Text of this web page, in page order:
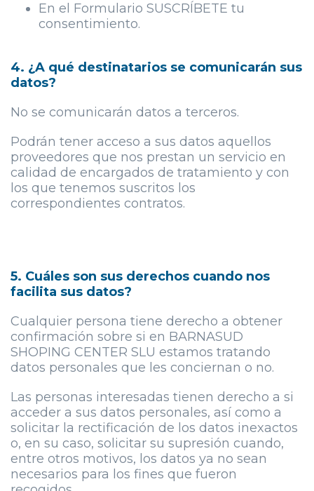
En el Formulario SUSCRÍBETE tu
consentimiento.
4. ¿A qué destinatarios se comunicarán sus
datos?
No se comunicarán datos a terceros.
Podrán tener acceso a sus datos aquellos
proveedores que nos prestan un servicio en
calidad de encargados de tratamiento y con
los que tenemos suscritos los
correspondientes contratos.
5. Cuáles son sus derechos cuando nos
facilita sus datos?
Cualquier persona tiene derecho a obtener
confirmación sobre si en BARNASUD
SHOPING CENTER SLU estamos tratando
datos personales que les conciernan o no.
Las personas interesadas tienen derecho a si
acceder a sus datos personales, así como a
solicitar la rectificación de los datos inexactos
o, en su caso, solicitar su supresión cuando,
entre otros motivos, los datos ya no sean
necesarios para los fines que fueron